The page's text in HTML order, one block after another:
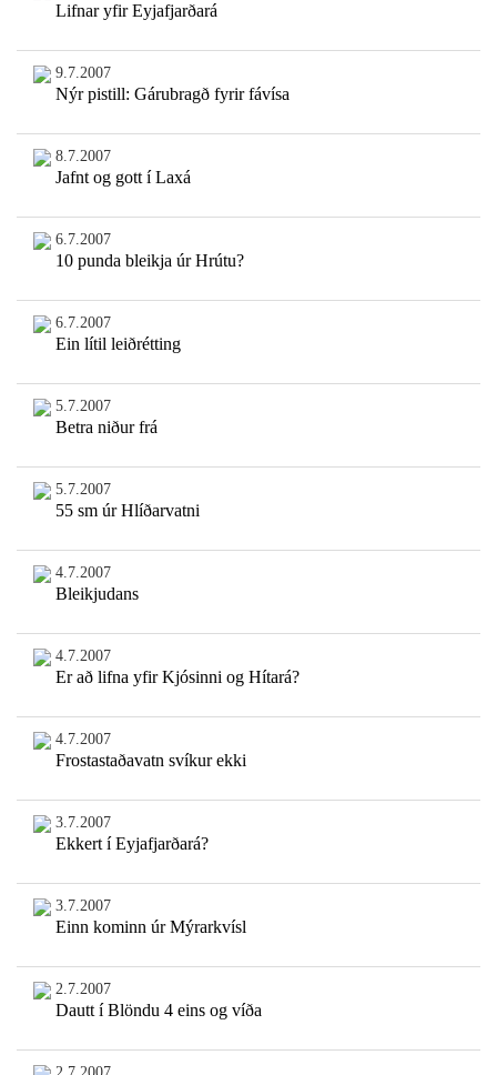
Lifnar yfir Eyjafjarðará
9.7.2007
Nýr pistill: Gárubragð fyrir fávísa
8.7.2007
Jafnt og gott í Laxá
6.7.2007
10 punda bleikja úr Hrútu?
6.7.2007
Ein lítil leiðrétting
5.7.2007
Betra niður frá
5.7.2007
55 sm úr Hlíðarvatni
4.7.2007
Bleikjudans
4.7.2007
Er að lifna yfir Kjósinni og Hítará?
4.7.2007
Frostastaðavatn svíkur ekki
3.7.2007
Ekkert í Eyjafjarðará?
3.7.2007
Einn kominn úr Mýrarkvísl
2.7.2007
Dautt í Blöndu 4 eins og víða